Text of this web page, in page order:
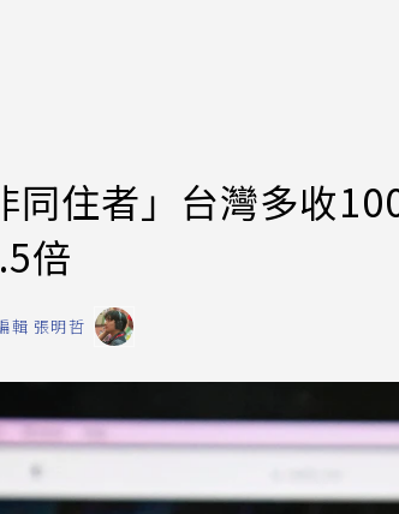
住者」台灣多收
倍
輯 張明哲